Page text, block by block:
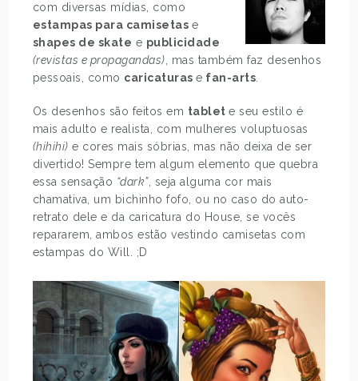
com diversas mídias, como
estampas para camisetas e
shapes de skate e publicidade
(revistas e propagandas) , mas também faz desenhos
pessoais, como caricaturase fan-arts
Os desenhos são feitos em tablete seu estilo é
mais adulto e realista, com mulheres voluptuosas
(hihihi) e cores mais sóbrias, mas não deixa de ser
divertido! Sempre tem algum elemento que quebra
essa sensação “dark”, seja alguma cor mais
chamativa, um bichinho fofo, ou no caso do auto-
retrato dele e da caricatura do House, se vocês
repararem, ambos estão vestindo camisetas com
estampas do Will. ;D
POST ANTERIOR
COMO USAR: AZUL BIC
PRÓXIMO POST
ESTILO: MEGAN FOX